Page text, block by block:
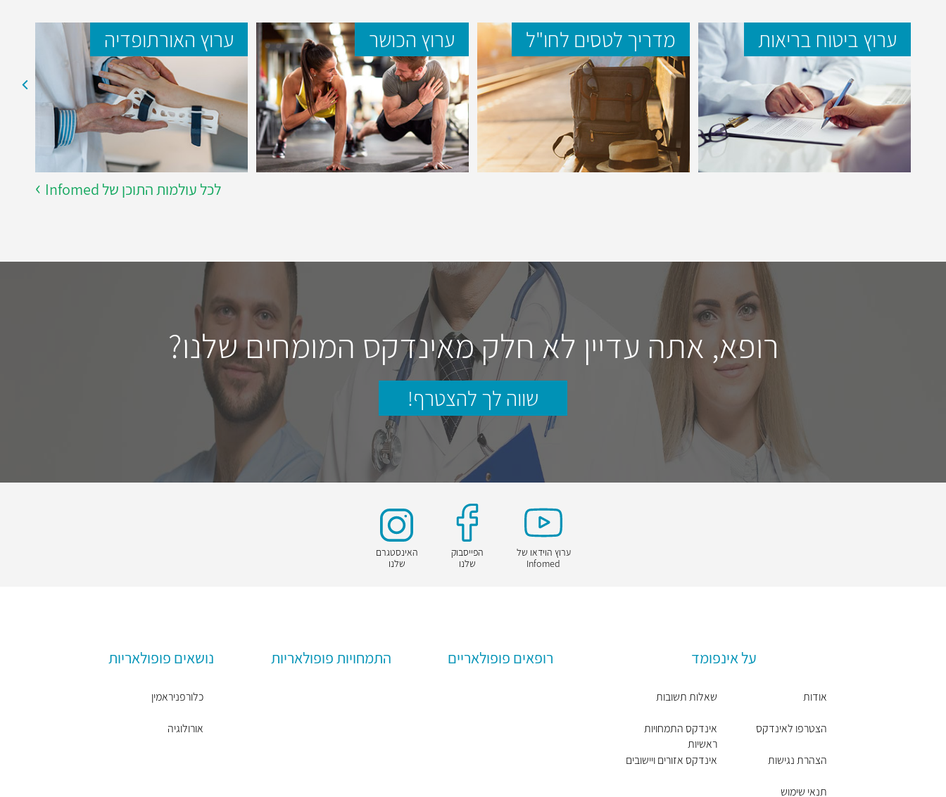
ערוץ ביטוח בריאות מדריך לטסים לחו"ל ערוץ הכושר ערוץ האורתופדיה
לכל עולמות התוכן של Infomed
רופא, אתה עדיין לא חלק מאינדקס המומחים שלנו?
שווה לך להצטרף!
ערוץ הוידאו של
Infomed
הפייסבוק
שלנו
האינסטגרם
שלנו
על אינפומד
אודות
הצטרפו לאינדקס
הצהרת נגישות
תנאי שימוש
שאלות תשובות
אינדקס התמחויות
ראשיות
אינדקס אזורים ויישובים
רופאים פופולאריים התמחויות פופולאריות נושאים פופולאריות
כלורפניראמין
אורולוגיה